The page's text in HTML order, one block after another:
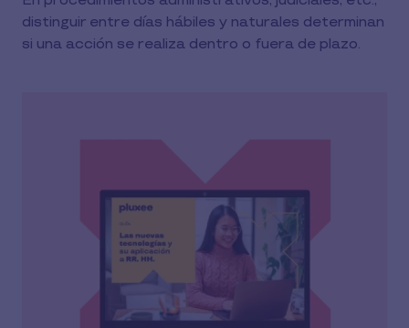
distinguir entre días hábiles y naturales determinan
si una acción se realiza dentro o fuera de plazo.